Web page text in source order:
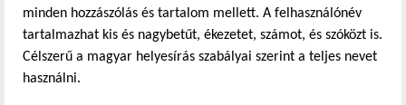
minden hozzászólás és tartalom mellett. A felhasználónév
tartalmazhat kis és nagybetűt, ékezetet, számot, és szóközt is.
Célszerű a magyar helyesírás szabályai szerint a teljes nevet
használni.